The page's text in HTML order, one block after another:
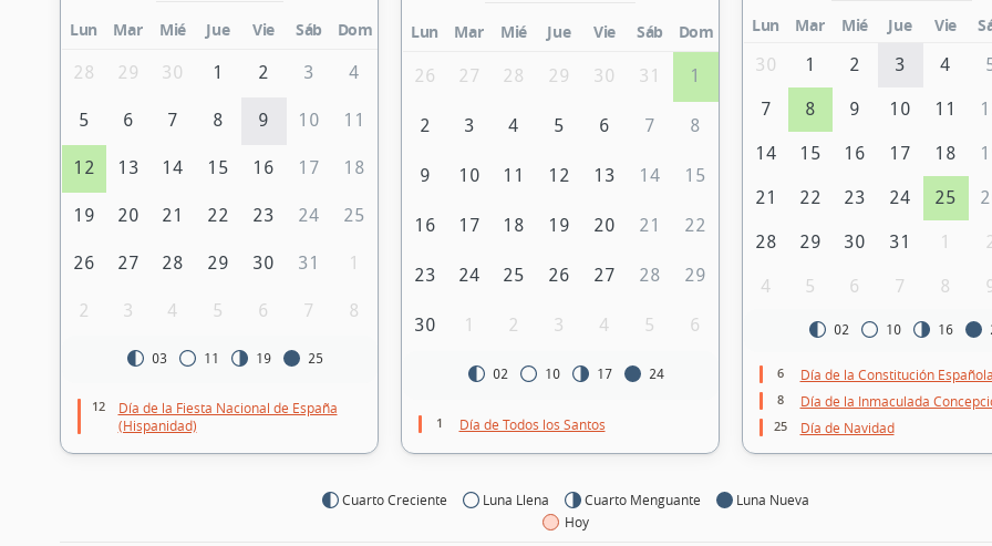
Lun Mar Mié Jue Vie Sáb Dom
28 29 30 1 2 3 4
5 6 7 8 9 10 11
12 13 14 15 16 17 18
19 20 21 22 23 24 25
26 27 28 29 30 31 1
2 3 4 5 6 7 8
03 11 19 25
12
Día de la Fiesta Nacional de España
(Hispanidad)
Lun Mar Mié Jue Vie Sáb Dom
26 27 28 29 30 31 1
2 3 4 5 6 7 8
9 10 11 12 13 14 15
16 17 18 19 20 21 22
23 24 25 26 27 28 29
30 1 2 3 4 5 6
02 10 17 24
1 Día de Todos los Santos
Lun Mar Mié Jue Vie
30
1 2 3 4
7 8 9 10 11
14 15 16 17 18
21 22 23 24 25
28 29 30 31 1
4 5 6 7 8
02 10 16
6 Día de la Constitución Española
8 Día de la Inmaculada
25 Día de Navidad
Cuarto Creciente Luna Llena Cuarto Menguante
Luna Nueva
Hoy